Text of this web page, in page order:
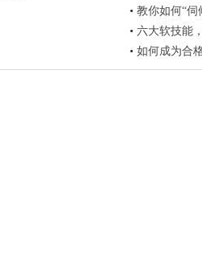
• 教你如何“
• 六大软技能
• 如何成为合